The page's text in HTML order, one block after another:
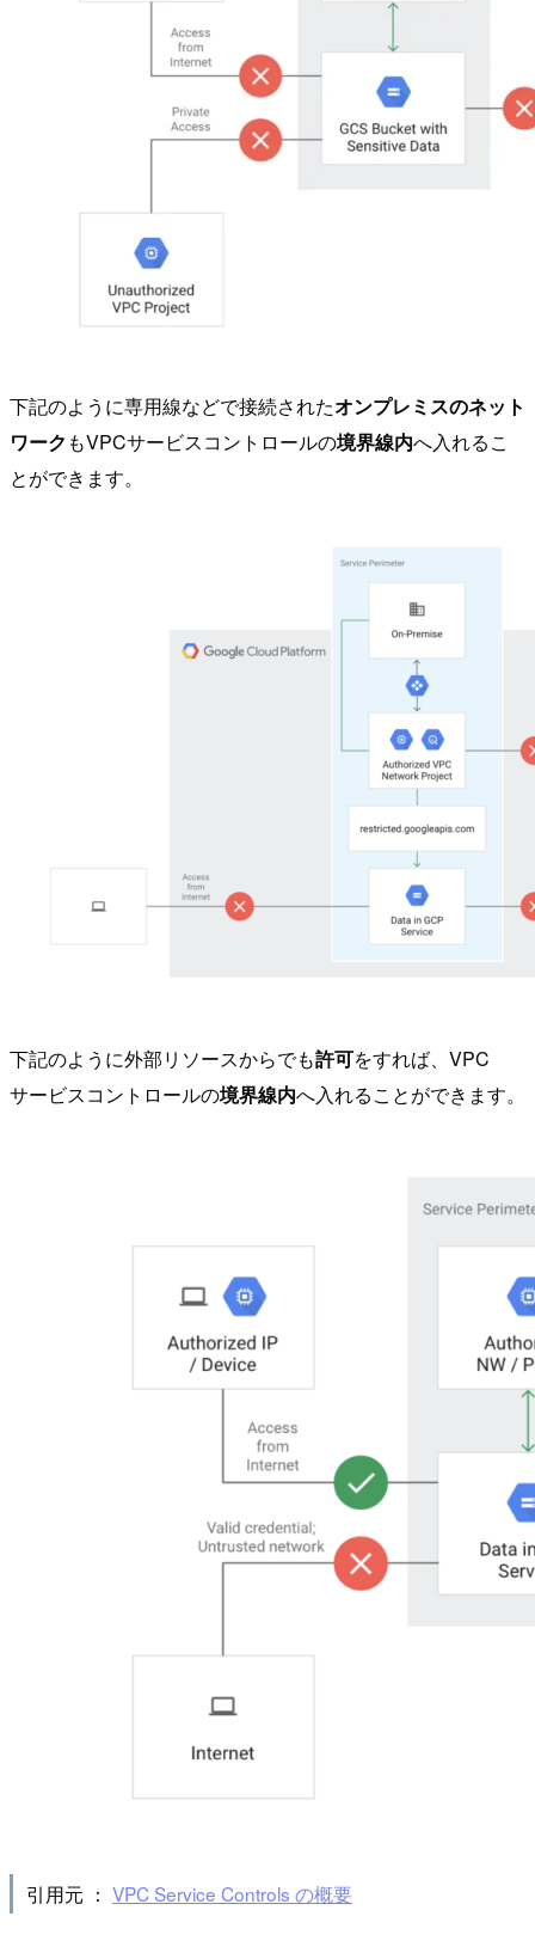
下記のように専用線などで接続されたオンプレミスのネット
ワーク もVPCサービスコントロールの境界線内へ入れるこ
とができます。
下記のように外部リソースからでも許可をすれば、VPC
サービスコントロールの境界線内へ入れることができます。
引用元 ： VPC Service Controls の概要